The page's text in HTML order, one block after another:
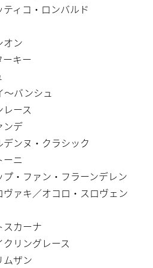
ィコ・ロンバルド
オン
ーキー
バンシュ
ース
ンデ
ンヌ・クラシック
ーニ
・ファン・フラーンデレン
ァキ／オコロ・スロヴェン
スカーナ
リングレース
ムザン